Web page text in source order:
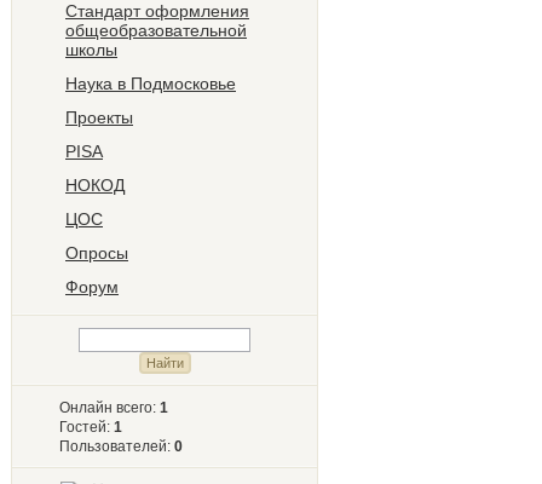
Стандарт оформления
общеобразовательной
школы
Наука в Подмосковье
Проекты
PISA
НОКОД
ЦОС
Опросы
Форум
Онлайн всего: 1
Гостей: 1
Пользователей: 0